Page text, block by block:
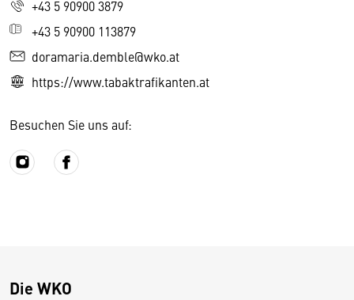
+43 5 90900 3879
+43 5 90900 113879
doramaria.demble@wko.at
https://www.tabaktrafikanten.at
Besuchen Sie uns auf:
Die WKO